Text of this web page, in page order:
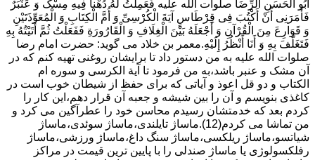
أَبُو الْحَسَنِ الرِّضَا صلوات الله علیه فَعَمِلْتُ لَهُ دُهْناً فِیهِ مِسْکٌ وَ عَنْبَرٌ
فَأَمَرَنِی أَنْ أَکْتُبَ فِی قِرْطَاسٍ آیَةَ الْکُرْسِیِّ وَ أُمَّ الْکِتَابِ وَ الْمُعَوِّذَتَیْنِ
وَ قَوَارِعَ مِنَ الْقُرْآنِ وَ أَجْعَلَهُ بَیْنَ الْغِلَافِ وَ الْقَارُورَةِ فَفَعَلْتُ ثُمَّ أَتَیْتُهُ بِهِ
فَتَغَلَّفَ بِهِ وَ أَنَا أَنْظُرُ إِلَیْهِ.معمر بن خلاد می گوید: حضرت امام رضا
صلوات الله علیه به من دستور داد تا برایشان روغنى تهیه کنم که در
آن مشک و عنبر باشد،به من فرمود تا آیة الکرسى و سوره ام
الکتاب و دو قل اعوذ و آیاتى که براى حفظ از شیطان خوب است در
کاغذى بنویسم و آن را بین شیشه و جعبه آن قرار دهم،این کار را
کردم بعد که خدمتشان رسیدم محاسن خود را عطرآگین می کرد و
من تماشا می کردم(12).ماساژ تایلندی،ماساژ سوئدی،ماساژ
شیاتسو،ماساژ ریلکسی،ماساژ سنگ داغ،ماساژ ورزشی،ماساژ
رفلکسولوژی یا ماساژ صندلی را با پایین ترین قیمت در مراکز